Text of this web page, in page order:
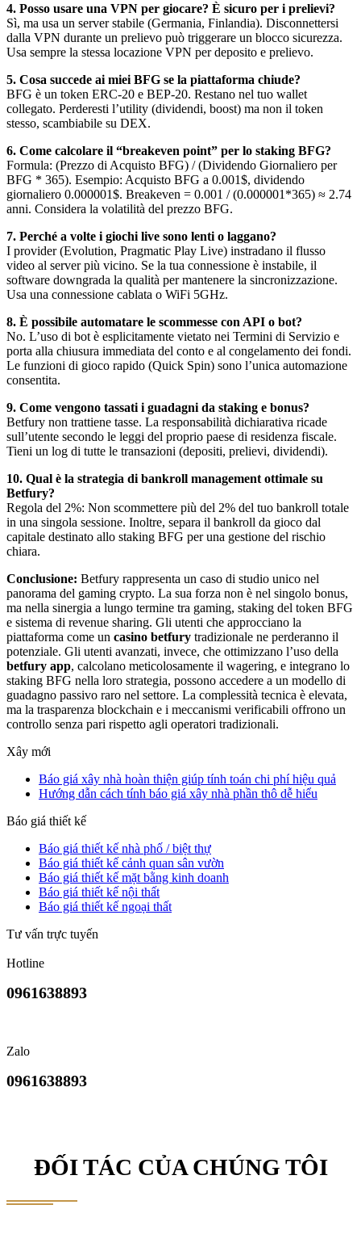
4. Posso usare una VPN per giocare? È sicuro per i prelievi?
Sì, ma usa un server stabile (Germania, Finlandia). Disconnettersi
dalla VPN durante un prelievo può triggerare un blocco sicurezza.
Usa sempre la stessa locazione VPN per deposito e prelievo.
5. Cosa succede ai miei BFG se la piattaforma chiude?
BFG è un token ERC-20 e BEP-20. Restano nel tuo wallet
collegato. Perderesti l’utility (dividendi, boost) ma non il token
stesso, scambiabile su DEX.
6. Come calcolare il “breakeven point” per lo staking BFG?
Formula: (Prezzo di Acquisto BFG) / (Dividendo Giornaliero per
BFG * 365). Esempio: Acquisto BFG a 0.001$, dividendo
giornaliero 0.000001$. Breakeven = 0.001 / (0.000001*365) ≈ 2.74
anni. Considera la volatilità del prezzo BFG.
7. Perché a volte i giochi live sono lenti o laggano?
I provider (Evolution, Pragmatic Play Live) instradano il flusso
video al server più vicino. Se la tua connessione è instabile, il
software downgrada la qualità per mantenere la sincronizzazione.
Usa una connessione cablata o WiFi 5GHz.
8. È possibile automatare le scommesse con API o bot?
No. L’uso di bot è esplicitamente vietato nei Termini di Servizio e
porta alla chiusura immediata del conto e al congelamento dei fondi.
Le funzioni di gioco rapido (Quick Spin) sono l’unica automazione
consentita.
9. Come vengono tassati i guadagni da staking e bonus?
Betfury non trattiene tasse. La responsabilità dichiarativa ricade
sull’utente secondo le leggi del proprio paese di residenza fiscale.
Tieni un log di tutte le transazioni (depositi, prelievi, dividendi).
10. Qual è la strategia di bankroll management ottimale su
Betfury?
Regola del 2%: Non scommettere più del 2% del tuo bankroll totale
in una singola sessione. Inoltre, separa il bankroll da gioco dal
capitale destinato allo staking BFG per una gestione del rischio
chiara.
Conclusione: Betfury rappresenta un caso di studio unico nel
panorama del gaming crypto. La sua forza non è nel singolo bonus,
ma nella sinergia a lungo termine tra gaming, staking del token BFG
e sistema di revenue sharing. Gli utenti che approcciano la
piattaforma come un casino betfury tradizionale ne perderanno il
potenziale. Gli utenti avanzati, invece, che ottimizzano l’uso della
betfury app, calcolano meticolosamente il wagering, e integrano lo
staking BFG nella loro strategia, possono accedere a un modello di
guadagno passivo raro nel settore. La complessità tecnica è elevata,
ma la trasparenza blockchain e i meccanismi verificabili offrono un
controllo senza pari rispetto agli operatori tradizionali.
Xây mới
Báo giá xây nhà hoàn thiện giúp tính toán chi phí hiệu quả
Hướng dẫn cách tính báo giá xây nhà phần thô dễ hiểu
Báo giá thiết kế
Báo giá thiết kế nhà phố / biệt thự
Báo giá thiết kế cảnh quan sân vườn
Báo giá thiết kế mặt bằng kinh doanh
Báo giá thiết kế nội thất
Báo giá thiết kế ngoại thất
Tư vấn trực tuyến
Hotline
0961638893
Zalo
0961638893
ĐỐI TÁC CỦA CHÚNG TÔI